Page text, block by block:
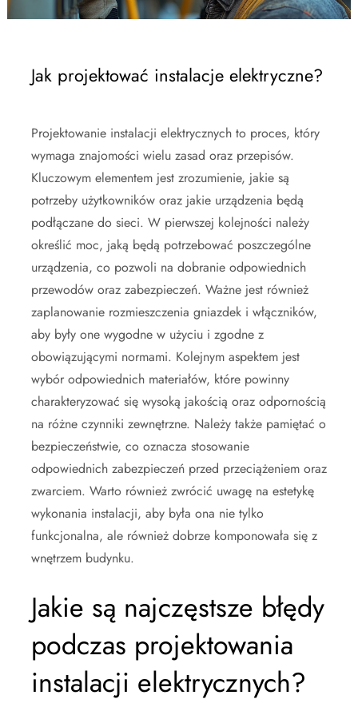
Jak projektować instalacje elektryczne?
Projektowanie instalacji elektrycznych to proces, który
wymaga znajomości wielu zasad oraz przepisów.
Kluczowym elementem jest zrozumienie, jakie są
potrzeby użytkowników oraz jakie urządzenia będą
podłączane do sieci. W pierwszej kolejności należy
określić moc, jaką będą potrzebować poszczególne
urządzenia, co pozwoli na dobranie odpowiednich
przewodów oraz zabezpieczeń. Ważne jest również
zaplanowanie rozmieszczenia gniazdek i włączników,
aby były one wygodne w użyciu i zgodne z
obowiązującymi normami. Kolejnym aspektem jest
wybór odpowiednich materiałów, które powinny
charakteryzować się wysoką jakością oraz odpornością
na różne czynniki zewnętrzne. Należy także pamiętać o
bezpieczeństwie, co oznacza stosowanie
odpowiednich zabezpieczeń przed przeciążeniem oraz
zwarciem. Warto również zwrócić uwagę na estetykę
wykonania instalacji, aby była ona nie tylko
funkcjonalna, ale również dobrze komponowała się z
wnętrzem budynku.
Jakie są najczęstsze błędy
podczas projektowania
instalacji elektrycznych?